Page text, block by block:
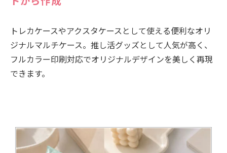
トレカケースやアクスタケースとして使える便利なオリ
ジナルマルチケース。推し活グッズとして人気が高く、
フルカラー印刷対応でオリジナルデザインを美しく再現
できます。